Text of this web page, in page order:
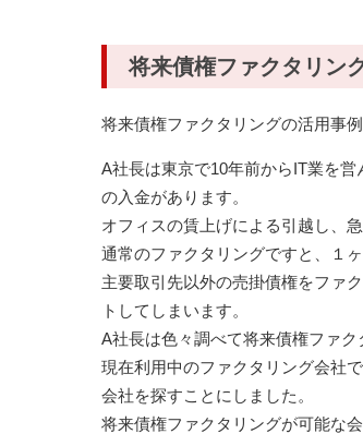
将来債権ファクタリン
将来債権ファクタリングの活用事
A社長は東京で10年前からIT業を
の入金があります。
オフィスの賃上げによる引越し、
通常のファクタリングですと、１
主要取引先以外の売掛債権をファ
トしてしまいます。
A社長は色々調べて将来債権ファク
現在利用中のファクタリング会社
会社を探すことにしました。
将来債権ファクタリングが可能な